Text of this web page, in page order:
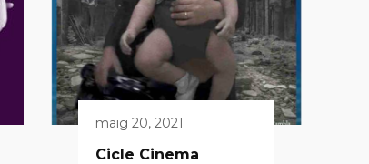
maig 20, 2021
Cicle Cinema